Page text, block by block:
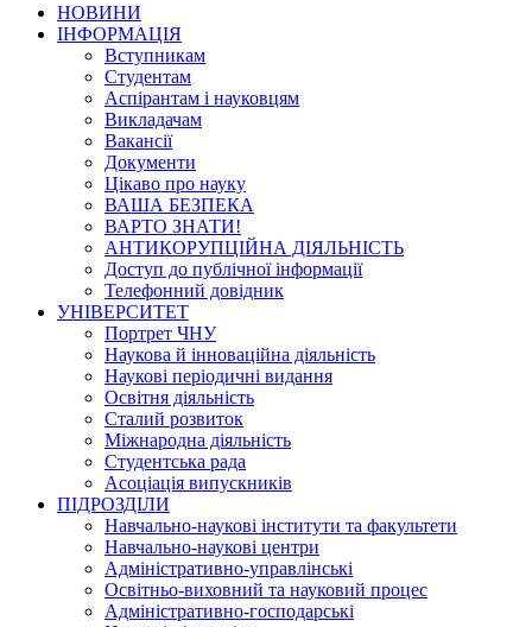
НОВИНИ
ІНФОРМАЦІЯ
Вступникам
Студентам
Аспірантам і науковцям
Викладачам
Вакансії
Документи
Цікаво про науку
ВАША БЕЗПЕКА
ВАРТО ЗНАТИ!
АНТИКОРУПЦІЙНА ДІЯЛЬНІСТЬ
Доступ до публічної інформації
Телефонний довідник
УНІВЕРСИТЕТ
Портрет ЧНУ
Наукова й інноваційна діяльність
Наукові періодичні видання
Освітня діяльність
Сталий розвиток
Міжнародна діяльність
Студентська рада
Асоціація випускників
ПІДРОЗДІЛИ
Навчально-наукові інститути та факультети
Навчально-наукові центри
Адміністративно-управлінські
Освітньо-виховний та науковий процес
Адміністративно-господарські